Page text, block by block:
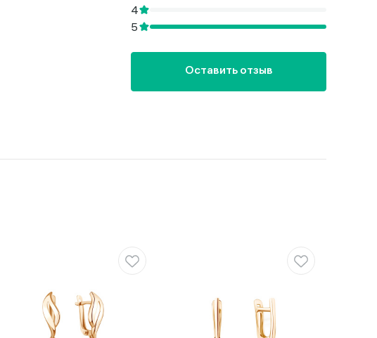
Оставить отзыв